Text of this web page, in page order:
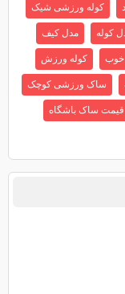
کوله ورزشی شیک
کوله مدل کیف
کوله ورزش
ساک ورزشی کوچک
قیمت ساک باشگاه